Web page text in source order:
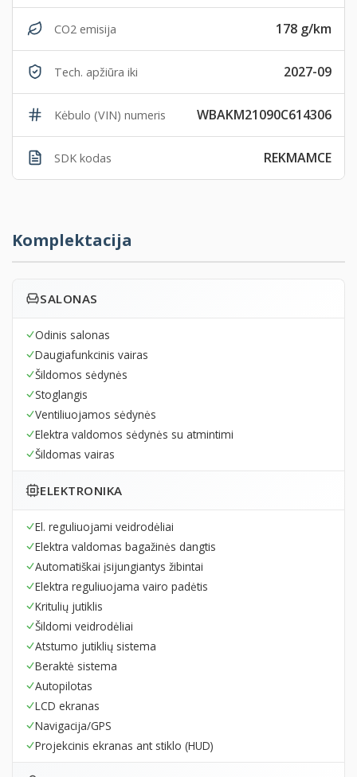
CO2 emisija 178 g/km
Tech. apžiūra iki 2027-09
Kėbulo (VIN) numeris WBAKM21090C614306
SDK kodas REKMAMCE
Komplektacija
SALONAS
Odinis salonas
Daugiafunkcinis vairas
Šildomos sėdynės
Stoglangis
Ventiliuojamos sėdynės
Elektra valdomos sėdynės su atmintimi
Šildomas vairas
ELEKTRONIKA
El. reguliuojami veidrodėliai
Elektra valdomas bagažinės dangtis
Automatiškai įsijungiantys žibintai
Elektra reguliuojama vairo padėtis
Kritulių jutiklis
Šildomi veidrodėliai
Atstumo jutiklių sistema
Beraktė sistema
Autopilotas
LCD ekranas
Navigacija/GPS
Projekcinis ekranas ant stiklo (HUD)